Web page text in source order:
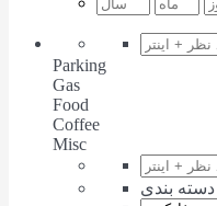
Parking
Gas
Food
Coffee
Misc
دسته بندی